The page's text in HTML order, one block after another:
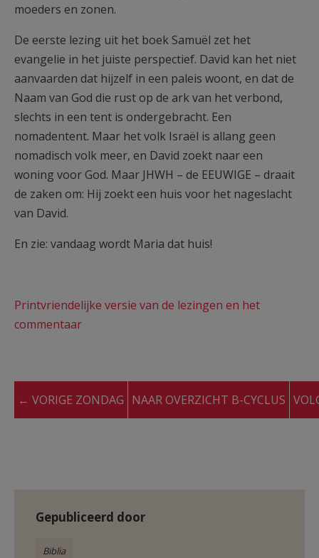
moeders en zonen.
De eerste lezing uit het boek Samuël zet het
evangelie in het juiste perspectief. David kan het niet
aanvaarden dat hijzelf in een paleis woont, en dat de
Naam van God die rust op de ark van het verbond,
slechts in een tent is ondergebracht. Een
nomadentent. Maar het volk Israël is allang geen
nomadisch volk meer, en David zoekt naar een
woning voor God. Maar JHWH – de EEUWIGE – draait
de zaken om: Hij zoekt een huis voor het nageslacht
van David.
En zie: vandaag wordt Maria dat huis!
Printvriendelijke versie van de lezingen en het
commentaar
← VORIGE ZONDAG NAAR OVERZICHT B-CYCLUS
Gepubliceerd door
Biblia